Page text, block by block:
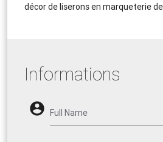
décor de liserons en marqueterie
Informations
account_circle Full Name